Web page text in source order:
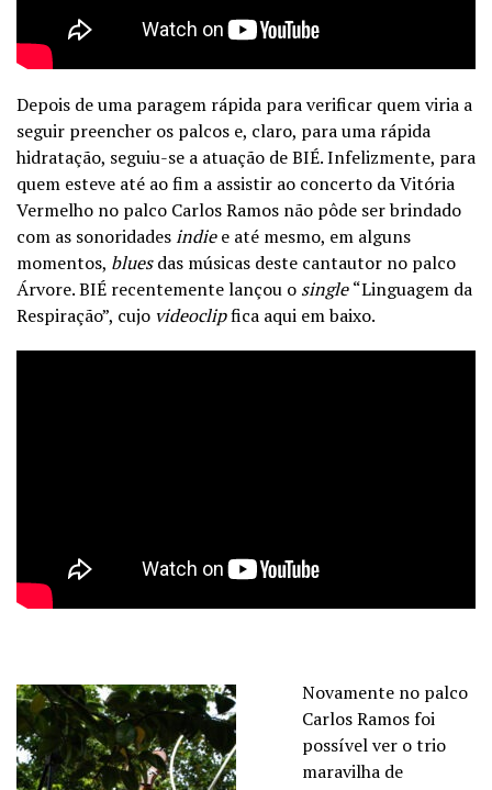
Depois de uma paragem rápida para verificar quem viria a
seguir preencher os palcos e, claro, para uma rápida
hidratação, seguiu-se a atuação de BIÉ. Infelizmente, para
quem esteve até ao fim a assistir ao concerto da Vitória
Vermelho no palco Carlos Ramos não pôde ser brindado
com as sonoridadesindiee até mesmo, em alguns
momentos, bluesdas músicas deste cantautor no palco
Árvore. BIÉ recentemente lançou o single“Linguagem da
Respiração”, cujo videoclipfica aqui em baixo.
Novamente no palco
Carlos Ramos foi
possível ver o trio
maravilha de